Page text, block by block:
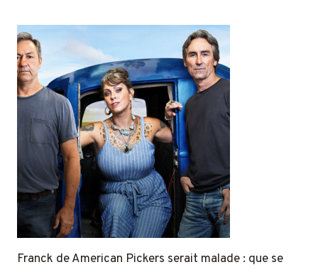
Franck de American Pickers serait malade : que se